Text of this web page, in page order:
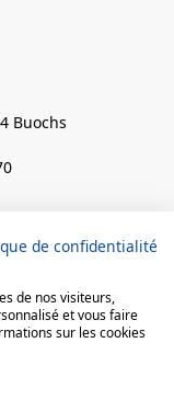
Buochs
de confidentialité
de nos visiteurs,
et vous faire
sur les cookies